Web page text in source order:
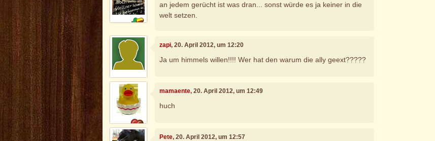
an jedem gerücht ist was dran... sonst würde es ja keiner in die
welt setzen.
zapi, 20. April 2012, um 12:20
Ja um himmels willen!!!! Wer hat den warum die ally geext?????
mamaente, 20. April 2012, um 12:49
huch
Pete, 20. April 2012, um 12:57